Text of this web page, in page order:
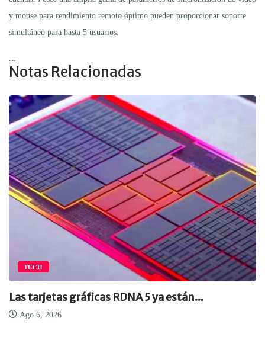
y mouse para rendimiento remoto óptimo pueden proporcionar soporte
simultáneo para hasta 5 usuarios.
Notas Relacionadas
TECH
Las tarjetas gráficas RDNA 5 ya están...
Ago 6, 2026